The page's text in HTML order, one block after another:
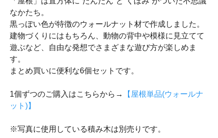
なかたち。
黒っぽい色が特徴のウォールナット材で作成しました。
建物づくりにはもちろん、動物の背中や模様に見立てて
遊ぶなど、自由な発想でさまざまな遊び方が楽しめま
す。
まとめ買いに便利な6個セットです。
1個ずつのご購入はこちらから→
【屋根単品(ウォールナ
ット)】
※写真に使用している積み木は別売りです。